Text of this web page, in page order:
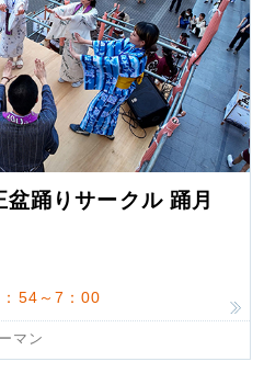
踊りサークル 踊月
54～7：00
マン